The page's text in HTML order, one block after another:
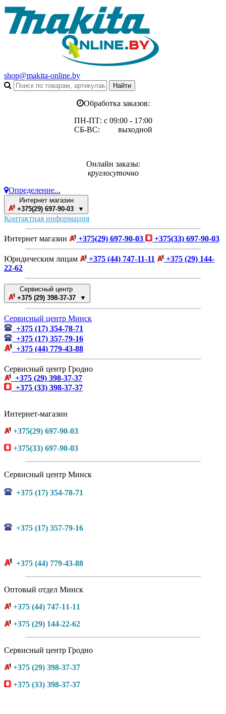
shop@makita-online.by
Обработка заказов:
ПН-ПТ: с 09:00 - 17:00
СБ-ВС: выходной
Онлайн заказы:
круглосуточно
Определение...
Интернет магазин
+375(29) 697-90-03 ▼
Контактная информация
Интернет магазин +375(29) 697-90-03 +375(33) 697-90-03
Юридическим лицам +375 (44) 747-11-11
+375 (29) 144-
22-62
Сервисный центр
+375 (29) 398-37-37 ▼
Сервисный центр Минск
+375 (17) 354-78-71
+375 (17) 357-79-16
+375 (44) 779-43-88
Сервисный центр Гродно
+375 (29) 398-37-37
+375 (33) 398-37-37
Интернет-магазин
+375(29) 697-90-03
+375(33) 697-90-03
Сервисный центр Минск
+375 (17) 354-78-71
+375 (17) 357-79-16
+375 (44) 779-43-88
Оптовый отдел Минск
+375 (44) 747-11-11
+375 (29) 144-22-62
Сервисный центр Гродно
+375 (29) 398-37-37
+375 (33) 398-37-37